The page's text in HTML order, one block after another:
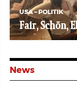
News